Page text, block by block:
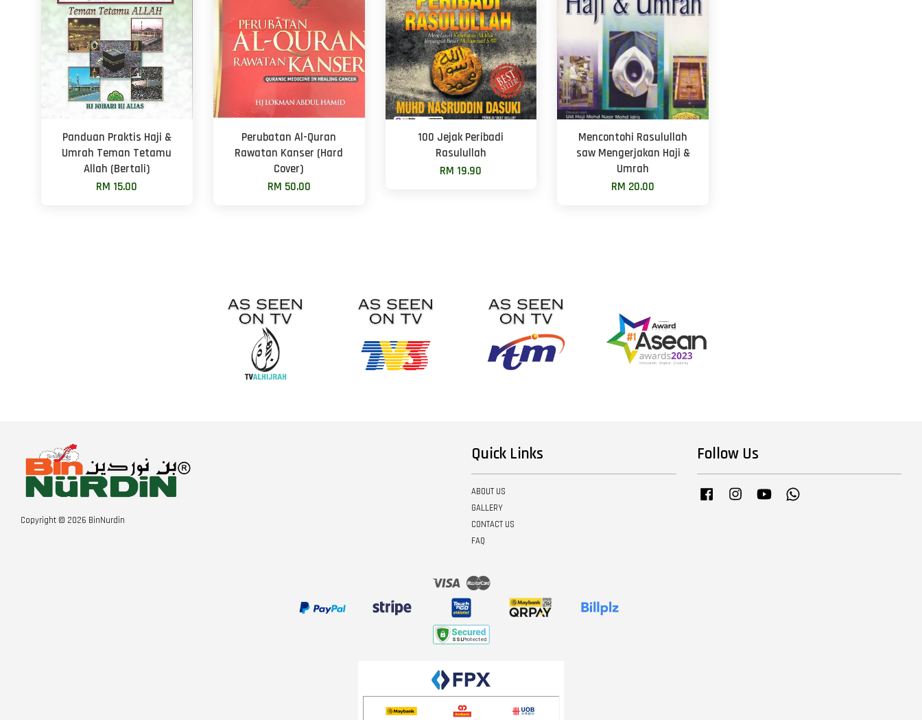
Panduan Praktis Haji &
Umrah Teman Tetamu
Allah (Bertali)
RM 15.00
Perubatan Al-Quran
Rawatan Kanser (Hard
Cover)
RM 50.00
100 Jejak Peribadi
Rasulullah
RM 19.90
Mencontohi Rasulullah
saw Mengerjakan Haji &
Umrah
RM 20.00
Copyright © 2026 BinNurdin
Quick Links
ABOUT US
GALLERY
CONTACT US
FAQ
Follow Us
Facebook InstagramYouTube
Visa Master